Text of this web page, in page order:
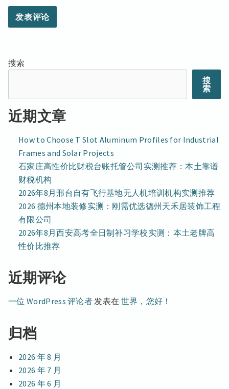
搜索
搜
索
近期文章
How to Choose T Slot Aluminum Profiles for Industrial
Frames and Solar Projects
石家庄高性价比财税台账托管公司实测推荐：本土靠谱
财税机构
2026年8月邢台自有飞行基地无人机培训机构实测推荐
2026 德州本地装修实测：刚需优选德州天禾居装饰工程
有限公司
2026年8月西安高考全日制补习学校实测：本土老牌高
性价比推荐
近期评论
一位 WordPress 评论者发表在 世界，您好！
归档
2026 年 8 月
2026 年 7 月
2026 年 6 月